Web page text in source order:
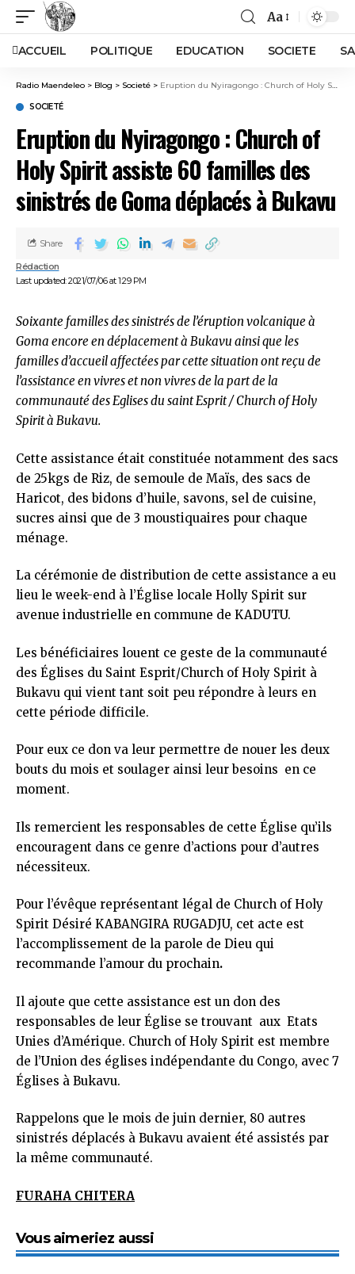
Aa
ACCUEIL POLITIQUE EDUCATION SOCIETE
Radio Maendeleo > Blog > Societé > Eruption du Nyiragongo : Church of Holy Spirit assiste 60 familles des sinistrés de Goma déplacés à Bukavu
SOCIETÉ
Eruption du Nyiragongo : Church of
Holy Spirit assiste 60 familles des
sinistrés de Goma déplacés à Bukavu
Last updated: 2021/07/06 at 1:29 PM
Rédaction
Share
Soixante familles des sinistrés de l’éruption volcanique à
Goma encore en déplacement à Bukavu ainsi que les
familles d’accueil affectées par cette situation ont reçu de
l’assistance en vivres et non vivres de la part de la
communauté des Eglises du saint Esprit / Church of Holy
Spirit à Bukavu.
Cette assistance était constituée notamment des sacs
de 25kgs de Riz, de semoule de Maïs, des sacs de
Haricot, des bidons d’huile, savons, sel de cuisine,
sucres ainsi que de 3 moustiquaires pour chaque
ménage.
La cérémonie de distribution de cette assistance a eu
lieu le week-end à l’Église locale Holly Spirit sur
avenue industrielle en commune de KADUTU.
Les bénéficiaires louent ce geste de la communauté
des Églises du Saint Esprit/Church of Holy Spirit à
Bukavu qui vient tant soit peu répondre à leurs en
cette période difficile.
Pour eux ce don va leur permettre de nouer les deux
bouts du mois et soulager ainsi leur besoins en ce
moment.
Ils remercient les responsables de cette Église qu’ils
encouragent dans ce genre d’actions pour d’autres
nécessiteux.
Pour l’évêque représentant légal de Church of Holy
Spirit Désiré KABANGIRA RUGADJU, cet acte est
l’accomplissement de la parole de Dieu qui
recommande l’amour du prochain.
Il ajoute que cette assistance est un don des
responsables de leur Église se trouvant aux Etats
Unies d’Amérique. Church of Holy Spirit est membre
de l’Union des églises indépendante du Congo, avec 7
Églises à Bukavu.
Rappelons que le mois de juin dernier, 80 autres
sinistrés déplacés à Bukavu avaient été assistés par
la même communauté.
FURAHA CHITERA
Vous aimeriez aussi